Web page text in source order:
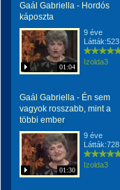
Gaál Gabriella - Hordós
káposzta
01:04
9 éve
Látták:523
Izolda3
Gaál Gabriella - Én sem
vagyok rosszabb, mint a
többi ember
01:30
9 éve
Látták:728
Izolda3